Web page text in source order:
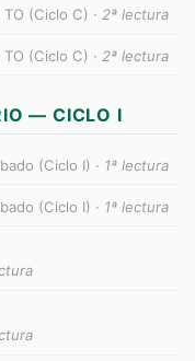
(Ciclo C) · 2ª lectura
(Ciclo C) · 2ª lectura
— CICLO I
(Ciclo I) · 1ª lectura
(Ciclo I) · 1ª lectura